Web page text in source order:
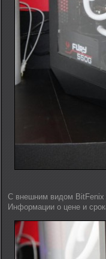
С внешним видом BitFenix
Информации о цене и